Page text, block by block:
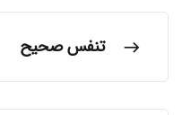
تنفس صحیح